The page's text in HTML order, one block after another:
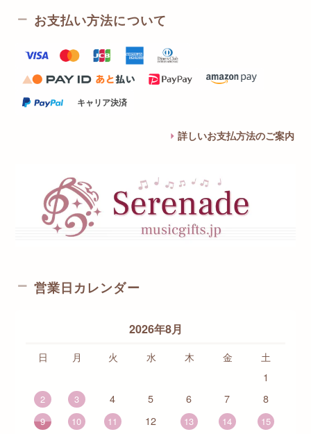
お支払い方法について
キャリア決済
詳しいお支払方法のご案内
営業日カレンダー
2026年8月
日 月 火 水 木 金
土
1
2 3 4 5 6 7 8
9 10 11 12 13 14
15